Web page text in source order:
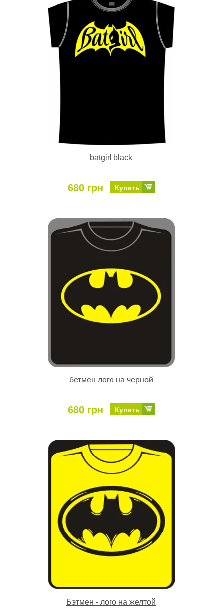
batgirl black
680 грн Купить
бетмен лого на черной
680 грн Купить
Бэтмен - лого на желтой